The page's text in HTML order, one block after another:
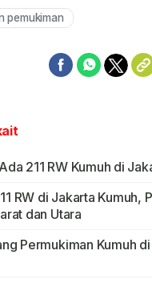
pemukiman
211 RW Kumuh di
RW di Jakarta Kumuh,
dan Utara
Permukiman Kumuh